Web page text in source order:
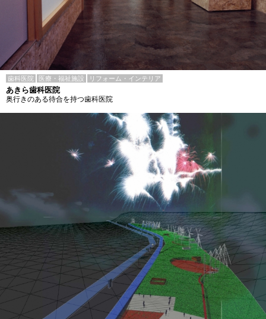
歯科医院 医療・福祉施設 リフォーム・インテリア
あきら歯科医院
奥行きのある待合を持つ歯科医院